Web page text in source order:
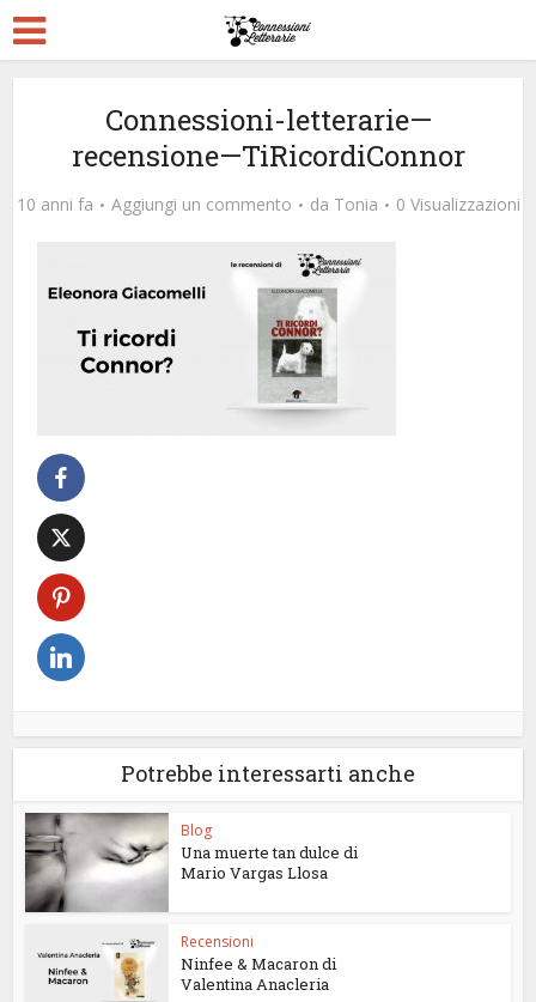
Connessioni-letterarie—
recensione—TiRicordiConnor
10 anni fa Aggiungi un commento da Tonia 0 Visualizzazioni
Potrebbe interessarti anche
Blog
Una muerte tan dulce di
Mario Vargas Llosa
Recensioni
Ninfee & Macaron di
Valentina Anacleria